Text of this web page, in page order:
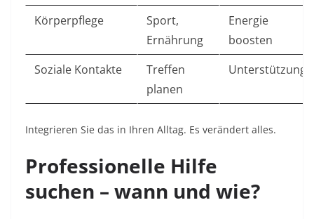
Körperpflege
Sport,
Ernährung
Energie
boosten ​
Soziale Kontakte
Treffen
planen
Unterstützung
Integrieren Sie das in Ihren Alltag. Es verändert alles.​
Professionelle Hilfe
suchen – wann und wie?